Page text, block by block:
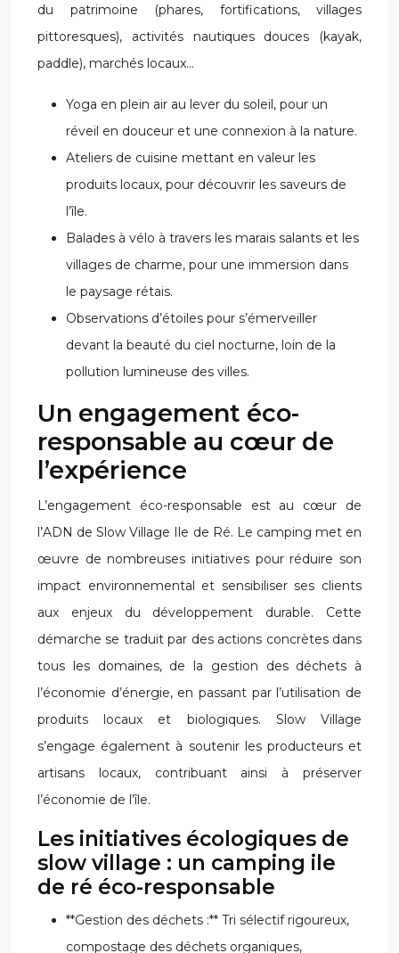
du patrimoine (phares, fortifications, villages
pittoresques), activités nautiques douces (kayak,
paddle), marchés locaux…
Yoga en plein air au lever du soleil, pour un
réveil en douceur et une connexion à la nature.
Ateliers de cuisine mettant en valeur les
produits locaux, pour découvrir les saveurs de
l’île.
Balades à vélo à travers les marais salants et les
villages de charme, pour une immersion dans
le paysage rétais.
Observations d’étoiles pour s’émerveiller
devant la beauté du ciel nocturne, loin de la
pollution lumineuse des villes.
Un engagement éco-
responsable au cœur de
l’expérience
L’engagement éco-responsable est au cœur de
l’ADN de Slow Village Ile de Ré. Le camping met en
œuvre de nombreuses initiatives pour réduire son
impact environnemental et sensibiliser ses clients
aux enjeux du développement durable. Cette
démarche se traduit par des actions concrètes dans
tous les domaines, de la gestion des déchets à
l’économie d’énergie, en passant par l’utilisation de
produits locaux et biologiques. Slow Village
s’engage également à soutenir les producteurs et
artisans locaux, contribuant ainsi à préserver
l’économie de l’île.
Les initiatives écologiques de
slow village : un camping ile
de ré éco-responsable
**Gestion des déchets :** Tri sélectif rigoureux,
compostage des déchets organiques,